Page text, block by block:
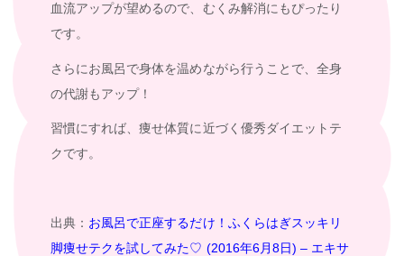
血流アップが望めるので、むくみ解消にもぴったり
です。
さらにお風呂で身体を温めながら行うことで、全身
の代謝もアップ！
習慣にすれば、痩せ体質に近づく優秀ダイエットテ
クです。
出典： お風呂で正座するだけ！ふくらはぎスッキリ
脚痩せテクを試してみた♡ (2016年6月8日) – エキサ